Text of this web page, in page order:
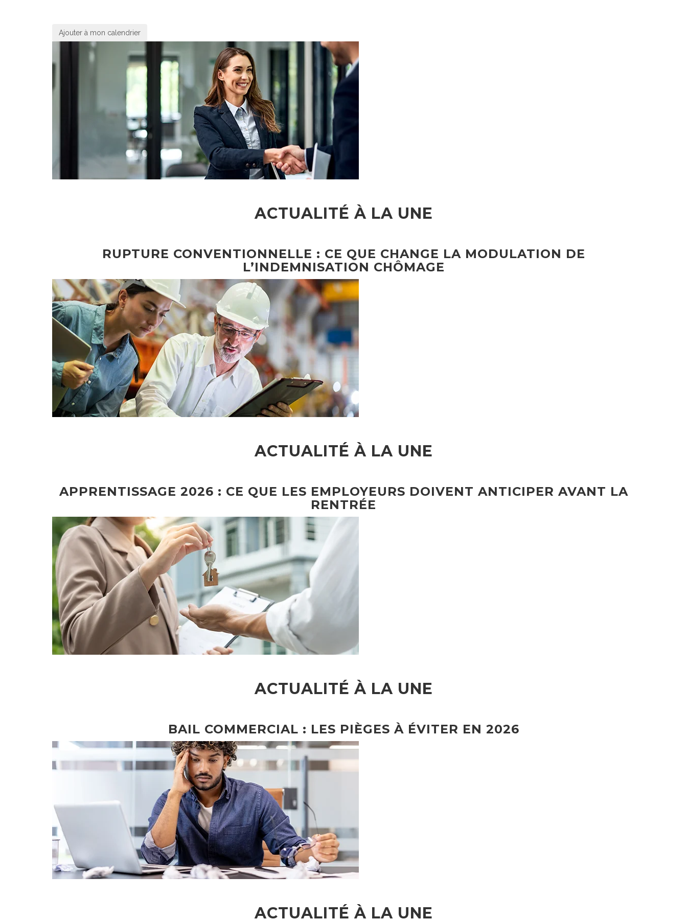
Ajouter à mon calendrier
ACTUALITÉ À LA UNE
RUPTURE CONVENTIONNELLE : CE QUE CHANGE LA MODULATION DE
L’INDEMNISATION CHÔMAGE
ACTUALITÉ À LA UNE
APPRENTISSAGE 2026 : CE QUE LES EMPLOYEURS DOIVENT ANTICIPER AVANT LA
RENTRÉE
ACTUALITÉ À LA UNE
BAIL COMMERCIAL : LES PIÈGES À ÉVITER EN 2026
ACTUALITÉ À LA UNE